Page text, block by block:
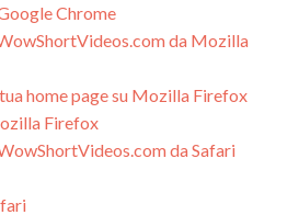
Chrome
da Mozilla
home page su Mozilla Firefox
Firefox
da Safari